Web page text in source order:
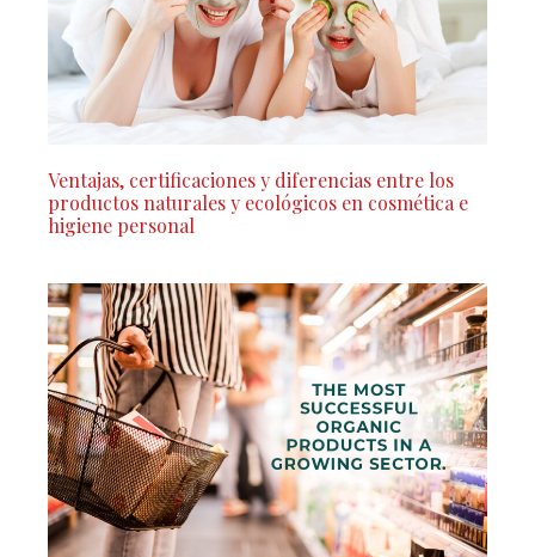
Ventajas, certificaciones y diferencias entre los
productos naturales y ecológicos en cosmética e
higiene personal